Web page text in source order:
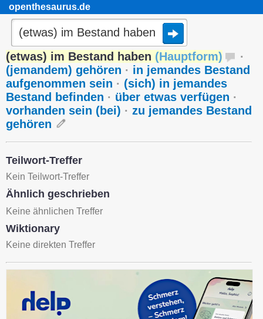
openthesaurus.de
(etwas) im Bestand haben (Hauptform)
·
(jemandem) gehören · in jemandes Bestand
aufgenommen sein · (sich) in jemandes
Bestand befinden · über etwas verfügen ·
vorhanden sein (bei) · zu jemandes Bestand
gehören
Teilwort-Treffer
Kein Teilwort-Treffer
Ähnlich geschrieben
Keine ähnlichen Treffer
Wiktionary
Keine direkten Treffer